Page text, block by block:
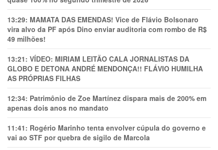
13:29: MAMATA DAS EMENDAS! Vice de Flávio Bolsonaro
vira alvo da PF após Dino enviar auditoria com rombo de R$
49 milhões!
13:21: VÍDEO: MIRIAM LEITÃO CALA JORNALISTAS DA
GLOBO E DETONA ANDRÉ MENDONÇA!! FLÁVIO HUMILHA
AS PRÓPRIAS FILHAS
12:34: Patrimônio de Zoe Martínez dispara mais de 200% em
apenas dois anos no mandato
11:41: Rogério Marinho tenta envolver cúpula do governo e
vai ao STF por quebra de sigilo de Marcola